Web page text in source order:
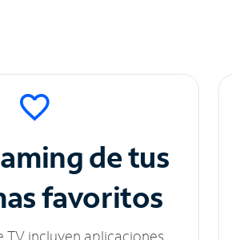
de tus
favoritos